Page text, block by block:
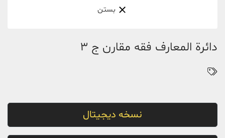
دائرة المعارف فقه مقارن ج 3
نسخه دیجیتال
بستن